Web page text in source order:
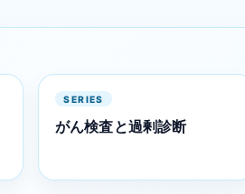
SERIES
がん検査と過剰診断